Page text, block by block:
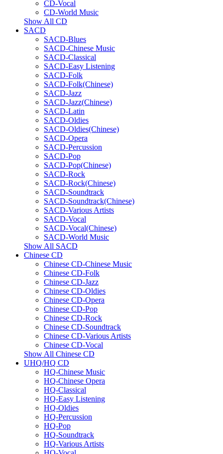
CD-Vocal
CD-World Music
Show All CD
SACD
SACD-Blues
SACD-Chinese Music
SACD-Classical
SACD-Easy Listening
SACD-Folk
SACD-Folk(Chinese)
SACD-Jazz
SACD-Jazz(Chinese)
SACD-Latin
SACD-Oldies
SACD-Oldies(Chinese)
SACD-Opera
SACD-Percussion
SACD-Pop
SACD-Pop(Chinese)
SACD-Rock
SACD-Rock(Chinese)
SACD-Soundtrack
SACD-Soundtrack(Chinese)
SACD-Various Artists
SACD-Vocal
SACD-Vocal(Chinese)
SACD-World Music
Show All SACD
Chinese CD
Chinese CD-Chinese Music
Chinese CD-Folk
Chinese CD-Jazz
Chinese CD-Oldies
Chinese CD-Opera
Chinese CD-Pop
Chinese CD-Rock
Chinese CD-Soundtrack
Chinese CD-Various Artists
Chinese CD-Vocal
Show All Chinese CD
UHQ/HQ CD
HQ-Chinese Music
HQ-Chinese Opera
HQ-Classical
HQ-Easy Listening
HQ-Oldies
HQ-Percussion
HQ-Pop
HQ-Soundtrack
HQ-Various Artists